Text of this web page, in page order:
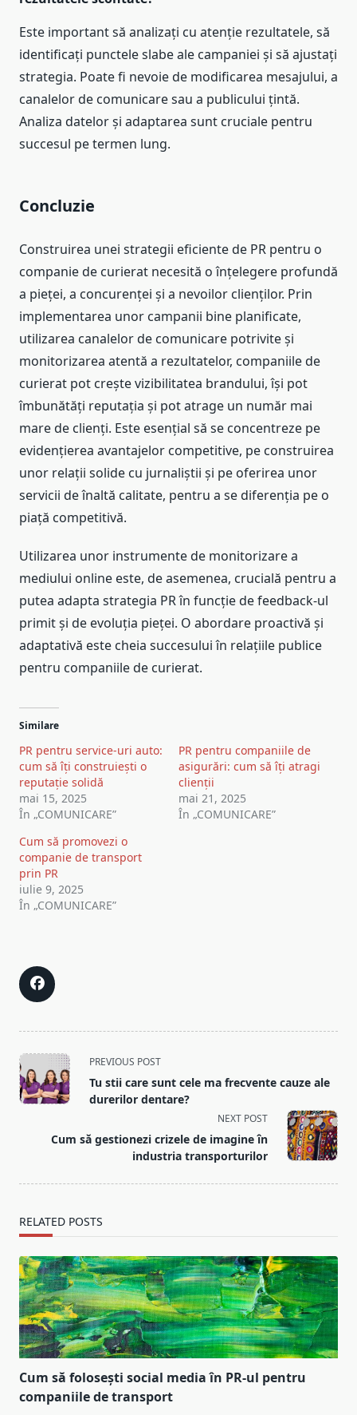
Este important să analizați cu atenție rezultatele, să
identificați punctele slabe ale campaniei și să ajustați
strategia. Poate fi nevoie de modificarea mesajului, a
canalelor de comunicare sau a publicului țintă.
Analiza datelor și adaptarea sunt cruciale pentru
succesul pe termen lung.
Concluzie
Construirea unei strategii eficiente de PR pentru o
companie de curierat necesită o înțelegere profundă
a pieței, a concurenței și a nevoilor clienților. Prin
implementarea unor campanii bine planificate,
utilizarea canalelor de comunicare potrivite și
monitorizarea atentă a rezultatelor, companiile de
curierat pot crește vizibilitatea brandului, își pot
îmbunătăți reputația și pot atrage un număr mai
mare de clienți. Este esențial să se concentreze pe
evidențierea avantajelor competitive, pe construirea
unor relații solide cu jurnaliștii și pe oferirea unor
servicii de înaltă calitate, pentru a se diferenția pe o
piață competitivă.
Utilizarea unor instrumente de monitorizare a
mediului online este, de asemenea, crucială pentru a
putea adapta strategia PR în funcție de feedback-ul
primit și de evoluția pieței. O abordare proactivă și
adaptativă este cheia succesului în relațiile publice
pentru companiile de curierat.
Similare
PR pentru service-uri auto:
cum să îți construiești o
reputație solidă
mai 15, 2025
În „COMUNICARE”
PR pentru companiile de
asigurări: cum să îți atragi
clienții
mai 21, 2025
În „COMUNICARE”
Cum să promovezi o
companie de transport
prin PR
iulie 9, 2025
În „COMUNICARE”
<span
class="nav-
subtitle
reader-
PREVIOUS POST
Tu stii care sunt cele ma frecvente cauze ale
durerilor dentare?
NEXT POST
Cum să gestionezi crizele de imagine în
industria transporturilor
RELATED POSTS
Cum să folosești social media în PR-ul pentru
companiile de transport